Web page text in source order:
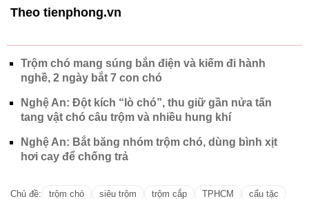
Theo tienphong.vn
Trộm chó mang súng bắn điện và kiếm đi hành
nghề, 2 ngày bắt 7 con chó
Nghệ An: Đột kích “lò chó”, thu giữ gần nửa tấn
tang vật chó câu trộm và nhiều hung khí
Nghệ An: Bắt băng nhóm trộm chó, dùng bình xịt
hơi cay để chống trả
Chủ đề: trộm chó siêu trộm trộm cắp TPHCM
cẩu tặc